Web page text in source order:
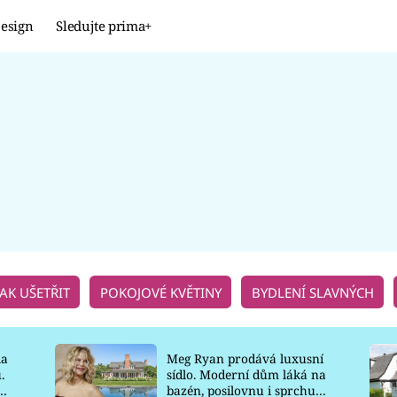
Sledujte prima+
UŠETŘIT POKOJOVÉ KVĚTINY BYDLENÍ SLAVNÝCH
Meg Ryan prodává luxusní
sídlo. Moderní dům láká na
bazén, posilovnu i sprchu